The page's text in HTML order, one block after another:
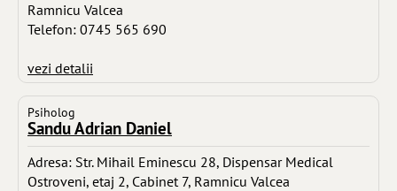
Ramnicu Valcea
Telefon: 0745 565 690
vezi detalii
Psiholog
Sandu Adrian Daniel
Adresa: Str. Mihail Eminescu 28, Dispensar Medical
Ostroveni, etaj 2, Cabinet 7, Ramnicu Valcea